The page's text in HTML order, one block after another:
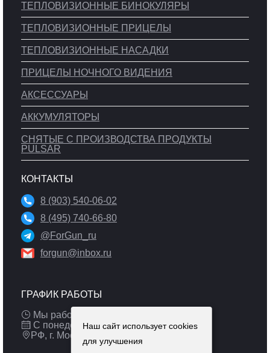
ТЕПЛОВИЗИОННЫЕ БИНОКУЛЯРЫ
ТЕПЛОВИЗИОННЫЕ ПРИЦЕЛЫ
ТЕПЛОВИЗИОННЫЕ НАСАДКИ
ПРИЦЕЛЫ НОЧНОГО ВИДЕНИЯ
АКСЕССУАРЫ
АККУМУЛЯТОРЫ
СНЯТЫЕ С ПРОИЗВОДСТВА ПРОДУКТЫ
PULSAR
КОНТАКТЫ
8 (903) 540-06-02
8 (495) 740-66-80
@ForGun_ru
forgun@inbox.ru
ГРАФИК РАБОТЫ
Мы работаем: 9:00 — 19:00 (МСК)
С понедельника по пятницу
РФ, г. Москва
Наш сайт использует cookies
для улучшения